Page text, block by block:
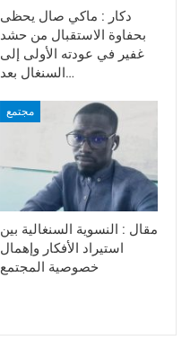
دكار : ماكي صال يحظى
بحفاوة الاستقبال من حشد
غفير في عودته الأولى إلى
السنغال بعد…
مجتمع
مقال : النسوية السنغالية بين
استيراد الأفكار وإهمال
خصوصية المجتمع